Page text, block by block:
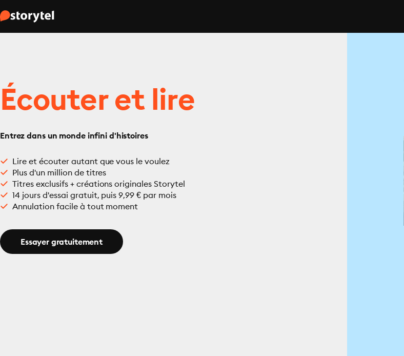
Écouter et lire
Entrez dans un monde infini d'histoires
Lire et écouter autant que vous le voulez
Plus d'un million de titres
Titres exclusifs + créations originales Storytel
14 jours d'essai gratuit, puis 9,99 € par mois
Annulation facile à tout moment
Essayer gratuitement